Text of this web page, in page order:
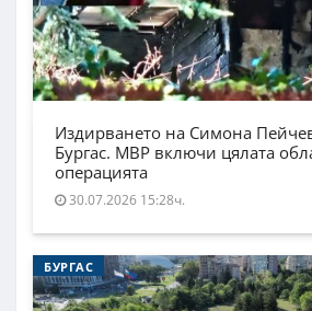
Издирването на Симона
Бургас. МВР включи цялата
операцията
30.07.2026 15:28ч.
БУРГАС